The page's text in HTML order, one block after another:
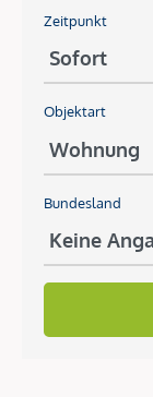
Zeitpunkt
Objektart
Bundesland